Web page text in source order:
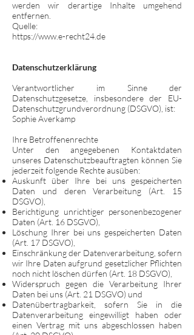
werden wir derartige Inhalte umgehend
entfernen.
Quelle:
https://www.e-recht24.de
Datenschutzerklärung
Verantwortlicher im Sinne der
Datenschutzgesetze, insbesondere der EU-
Datenschutzgrundverordnung (DSGVO), ist:
Sophie Averkamp
Ihre Betroffenenrechte
Unter den angegebenen Kontaktdaten
unseres Datenschutzbeauftragten können Sie
jederzeit folgende Rechte ausüben:
Auskunft über Ihre bei uns gespeicherten
Daten und deren Verarbeitung (Art. 15
DSGVO),
Berichtigung unrichtiger personenbezogener
Daten (Art. 16 DSGVO),
Löschung Ihrer bei uns gespeicherten Daten
(Art. 17 DSGVO),
Einschränkung der Datenverarbeitung, sofern
wir Ihre Daten aufgrund gesetzlicher Pflichten
noch nicht löschen dürfen (Art. 18 DSGVO),
Widerspruch gegen die Verarbeitung Ihrer
Daten bei uns (Art. 21 DSGVO) und
Datenübertragbarkeit, sofern Sie in die
Datenverarbeitung eingewilligt haben oder
einen Vertrag mit uns abgeschlossen haben